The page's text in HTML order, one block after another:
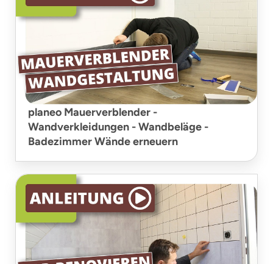
planeo Mauerverblender -
Wandverkleidungen - Wandbeläge -
Badezimmer Wände erneuern